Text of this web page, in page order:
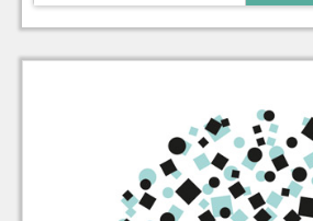
zu Warenkorb